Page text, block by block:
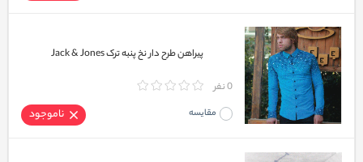
پیراهن طرح دار نخ پنبه ترک Jack & Jones
0 نفر
مقایسه ناموجود